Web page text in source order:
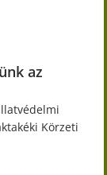
az
Körzeti